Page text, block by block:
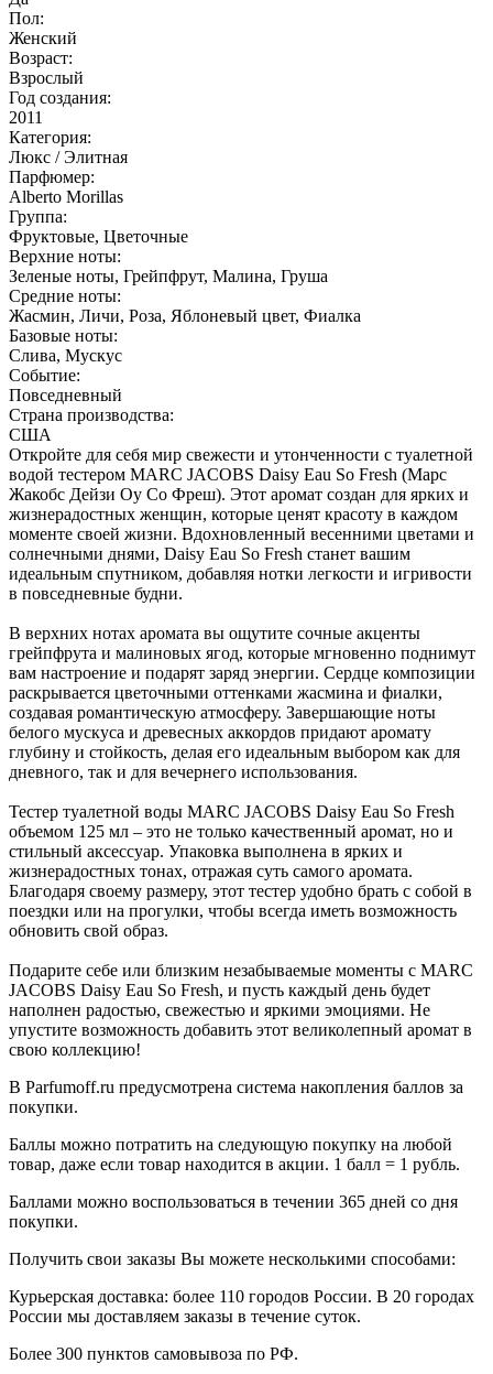
Пол:
Женский
Возраст:
Взрослый
Год создания:
2011
Категория:
Люкс / Элитная
Парфюмер:
Alberto Morillas
Группа:
Фруктовые, Цветочные
Верхние ноты:
Зеленые ноты, Грейпфрут, Малина, Груша
Средние ноты:
Жасмин, Личи, Роза, Яблоневый цвет, Фиалка
Базовые ноты:
Слива, Мускус
Событие:
Повседневный
Страна производства:
США
Откройте для себя мир свежести и утонченности с туалетной
водой тестером MARC JACOBS Daisy Eau So Fresh (Марс
Жакобс Дейзи Оу Со Фреш). Этот аромат создан для ярких и
жизнерадостных женщин, которые ценят красоту в каждом
моменте своей жизни. Вдохновленный весенними цветами и
солнечными днями, Daisy Eau So Fresh станет вашим
идеальным спутником, добавляя нотки легкости и игривости
в повседневные будни.
В верхних нотах аромата вы ощутите сочные акценты
грейпфрута и малиновых ягод, которые мгновенно поднимут
вам настроение и подарят заряд энергии. Сердце композиции
раскрывается цветочными оттенками жасмина и фиалки,
создавая романтическую атмосферу. Завершающие ноты
белого мускуса и древесных аккордов придают аромату
глубину и стойкость, делая его идеальным выбором как для
дневного, так и для вечернего использования.
Тестер туалетной воды MARC JACOBS Daisy Eau So Fresh
объемом 125 мл – это не только качественный аромат, но и
стильный аксессуар. Упаковка выполнена в ярких и
жизнерадостных тонах, отражая суть самого аромата.
Благодаря своему размеру, этот тестер удобно брать с собой в
поездки или на прогулки, чтобы всегда иметь возможность
обновить свой образ.
Подарите себе или близким незабываемые моменты с MARC
JACOBS Daisy Eau So Fresh, и пусть каждый день будет
наполнен радостью, свежестью и яркими эмоциями. Не
упустите возможность добавить этот великолепный аромат в
свою коллекцию!
В Parfumoff.ru предусмотрена система накопления баллов за
покупки.
Баллы можно потратить на следующую покупку на любой
товар, даже если товар находится в акции. 1 балл = 1 рубль.
Баллами можно воспользоваться в течении 365 дней со дня
покупки.
Получить свои заказы Вы можете несколькими способами:
Курьерская доставка: более 110 городов России. В 20 городах
России мы доставляем заказы в течение суток.
Более 300 пунктов самовывоза по РФ.